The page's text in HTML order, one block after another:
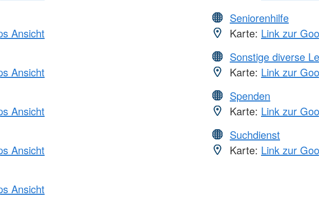
Ansicht
Ansicht
Ansicht
Ansicht
Ansicht
Seniorenhilfe
Karte: Link zur
Sonstige diverse
Karte: Link zur
Spenden
Karte: Link zur
Suchdienst
Karte: Link zur